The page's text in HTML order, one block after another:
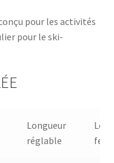
pour les activités
pour le ski-
Longueur
réglable